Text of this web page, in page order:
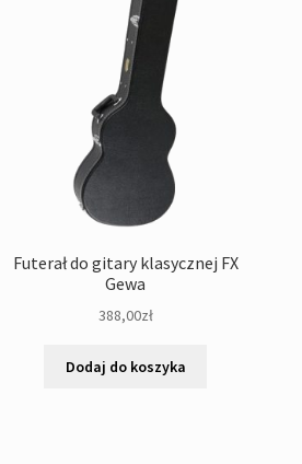
Futerał do gitary klasycznej FX
Gewa
388,00zł
Dodaj do koszyka